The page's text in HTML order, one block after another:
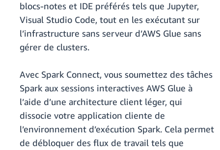
blocs-notes et IDE préférés tels que Jupyter,
Visual Studio Code, tout en les exécutant sur
l’infrastructure sans serveur d’AWS Glue sans
gérer de clusters.
Avec Spark Connect, vous soumettez des tâches
Spark aux sessions interactives AWS Glue à
l’aide d’une architecture client léger, qui
dissocie votre application cliente de
l’environnement d’exécution Spark. Cela permet
de débloquer des flux de travail tels que